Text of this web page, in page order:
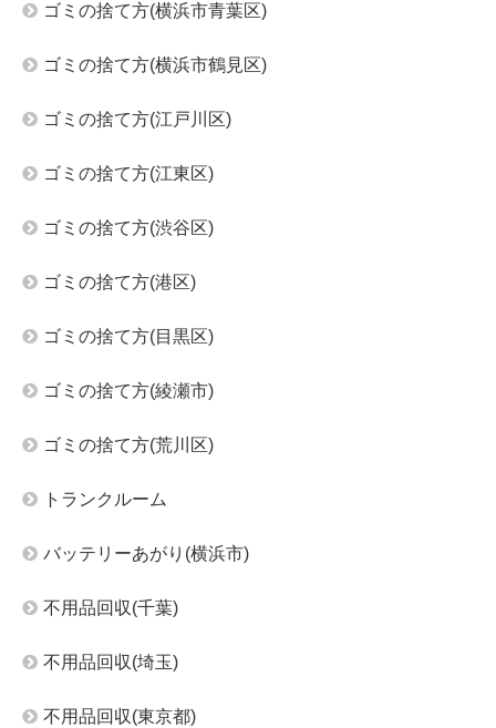
ゴミの捨て方(横浜市青葉区)
ゴミの捨て方(横浜市鶴見区)
ゴミの捨て方(江戸川区)
ゴミの捨て方(江東区)
ゴミの捨て方(渋谷区)
ゴミの捨て方(港区)
ゴミの捨て方(目黒区)
ゴミの捨て方(綾瀬市)
ゴミの捨て方(荒川区)
トランクルーム
バッテリーあがり(横浜市)
不用品回収(千葉)
不用品回収(埼玉)
不用品回収(東京都)